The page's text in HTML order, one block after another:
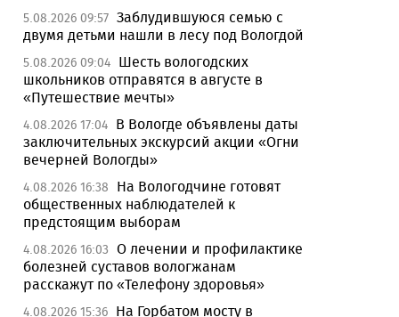
5.08.2026 09:57 Заблудившуюся семью с
двумя детьми нашли в лесу под Вологдой
5.08.2026 09:04 Шесть вологодских
школьников отправятся в августе в
«Путешествие мечты»
4.08.2026 17:04 В Вологде объявлены даты
заключительных экскурсий акции «Огни
вечерней Вологды»
4.08.2026 16:38
На Вологодчине готовят
общественных наблюдателей к
предстоящим выборам
4.08.2026 16:03 О лечении и профилактике
болезней суставов вологжанам
расскажут по «Телефону здоровья»
4.08.2026 15:36 На Горбатом мосту в